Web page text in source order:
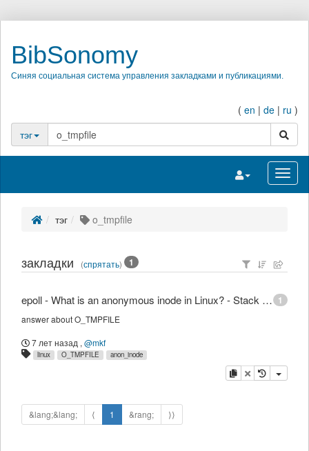
BibSonomy
Синяя социальная система управления закладками и публикациями.
( en | de | ru )
тэг
поиск
Переключить
тэг o_tmpfile
закладки (спрятать) 1
1
epoll - What is an anonymous inode in Linux? - Stack Overflow
answer about O_TMPFILE
7 лет назад , @mkf
linux O_TMPFILE anon_inode
копировать
удалить
&lang;&lang; ⟨ 1 &rang; ⟩⟩